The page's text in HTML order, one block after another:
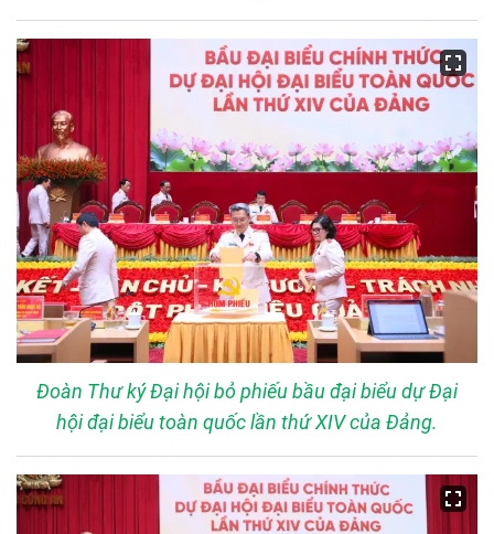
Đoàn Thư ký Đại hội bỏ phiếu bầu đại biểu dự Đại
hội đại biểu toàn quốc lần thứ XIV của Đảng.